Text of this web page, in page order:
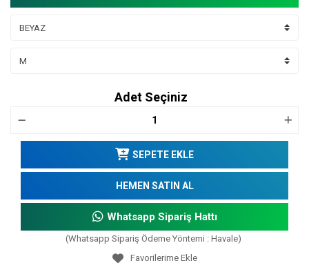
Adet Seçiniz
SEPETE EKLE
HEMEN SATIN AL
Whatsapp Sipariş Hattı
(Whatsapp Sipariş Ödeme Yöntemi : Havale)